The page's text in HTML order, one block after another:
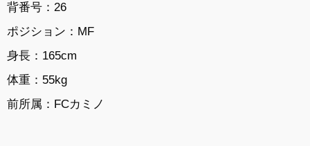
背番号：26
ポジション：MF
身長：165cm
体重：55kg
前所属： FCカミノ